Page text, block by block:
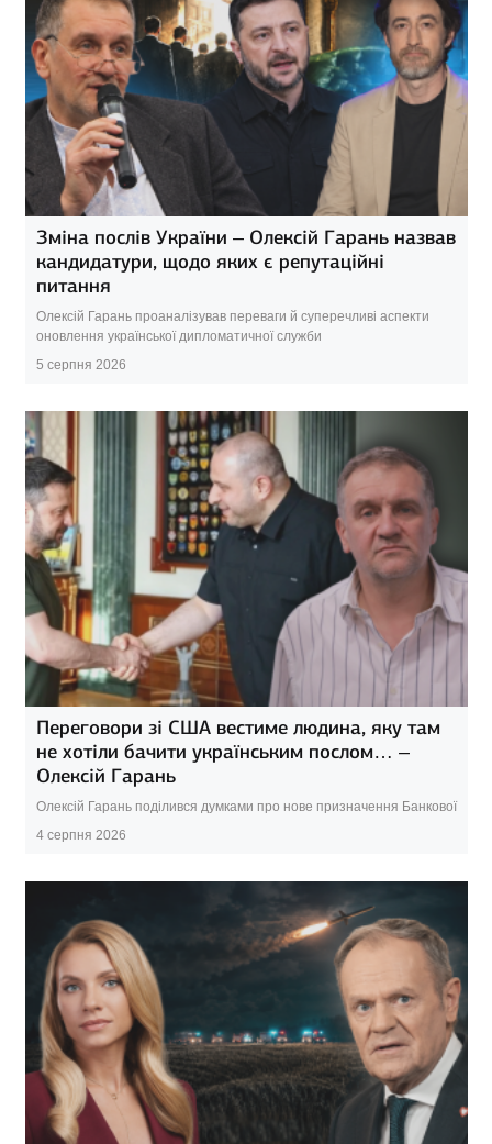
Зміна послів України – Олексій Гарань назвав
кандидатури, щодо яких є репутаційні
питання
Олексій Гарань проаналізував переваги й суперечливі аспекти
оновлення української дипломатичної служби
5 серпня 2026
Переговори зі США вестиме людина, яку там
не хотіли бачити українським послом… –
Олексій Гарань
Олексій Гарань поділився думками про нове призначення Банкової
4 серпня 2026